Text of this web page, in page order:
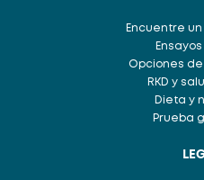
Encuentre
Opciones
RKD y
Dieta y
Prueba